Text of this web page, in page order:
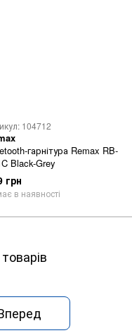
104712
гарнітура Remax RB-
Black-Grey
грн
в наявності